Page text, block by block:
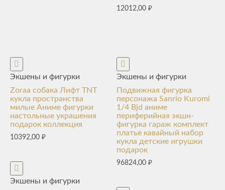
12012,00₽
Экшены и фигурки
Zoraa собака Лифт TNT
кукла пространства
милые Аниме фигурки
настольные украшения
подарок коллекция
10392,00 ₽
Экшены и фигурки
Экшены и фигурки
Подвижная фигурка
персонажа Sanrio Kuromi
1/4 Bjd аниме
периферийная экшн-
фигурка гараж комплект
платье кавайный набор
кукла детские игрушки
подарок
96824,00₽